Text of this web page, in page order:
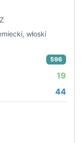
włoski
596
19
44